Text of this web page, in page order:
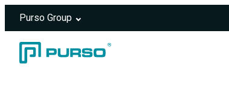
Purso Group